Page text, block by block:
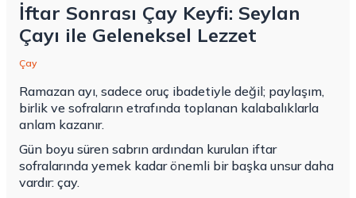
İftar Sonrası Çay Keyfi: Seylan
Çayı ile Geleneksel Lezzet
Çay
Ramazan ayı, sadece oruç ibadetiyle değil; paylaşım,
birlik ve sofraların etrafında toplanan kalabalıklarla
anlam kazanır.
Gün boyu süren sabrın ardından kurulan iftar
sofralarında yemek kadar önemli bir başka unsur daha
vardır: çay.